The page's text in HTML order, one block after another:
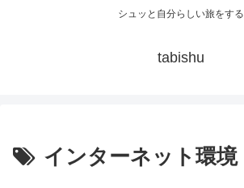
シュッと自分らしい旅をする
tabishu
インターネット環境